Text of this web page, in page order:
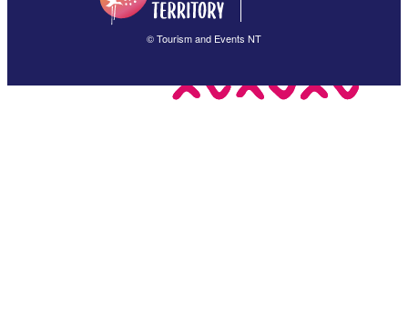
繁體中文
© Tourism and Events NT